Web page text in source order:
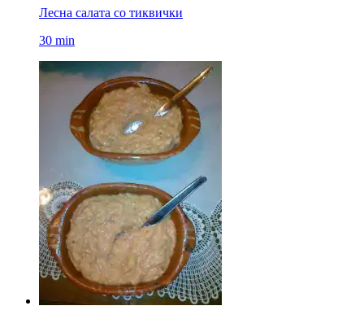
Лесна салата со тиквички
30 min